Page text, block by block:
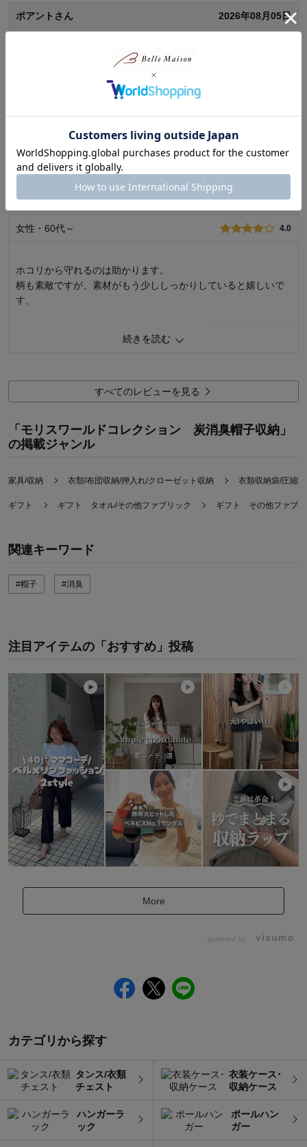
ポアントさん 2026年08月05日
お帽子が好きで、収納にモリスの収納袋を見つけ、即、購入し
人が参考になりました
価格
4.0
機能
4.0
使用感・使いやすさ
4.0
デザイン・色
5.0
続きを読む
ぽっつさん 2026年07月13日
女性・60代～ 4.0
ホコリから守れるのは助かります。
柄も素敵ですが、素材がもう少ししっかりしていると嬉しいで
す。
使用感・使いやすさ
4.0
デザイン・色
5.0
使用場所： 寝室
購入のきっかけ：
カタログで見て
商品を使う人：
続きを読む
すべてのレビューを見る
「モリスワールドコレクション 炭消臭帽子収納」
の掲載ジャンル
家具/収納 衣類/布団収納/押入れ/クローゼット収納 衣類収納袋/圧縮袋
ギフト ギフト タオル/その他ファブリック ギフト その他ファブ
関連キーワード
#帽子 #消臭
注目アイテムの「おすすめ」投稿
More
powered by
カテゴリから探す
タンス/衣類
チェスト
衣装ケース･
収納ケース
ハンガーラ
ック
ポールハン
ガー